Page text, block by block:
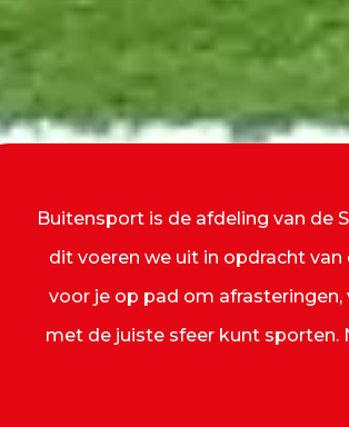
Buitensport is de afdeling van de
dit voeren we uit in opdracht
voor je op pad om
met de juiste sfeer kunt sporten.